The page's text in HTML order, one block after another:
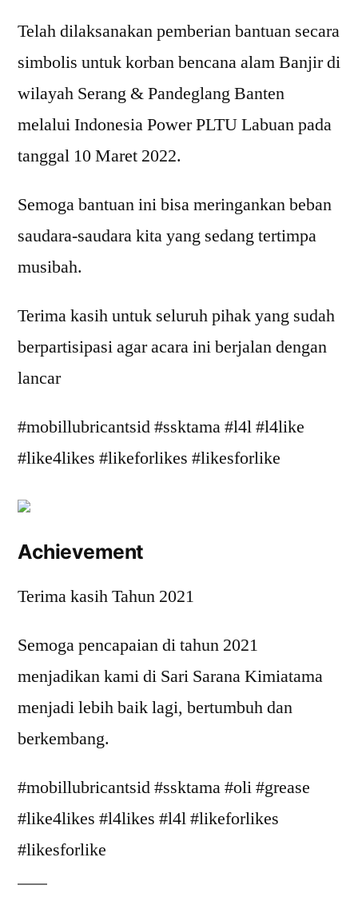
Telah dilaksanakan pemberian bantuan secara
simbolis untuk korban bencana alam Banjir di
wilayah Serang & Pandeglang Banten
melalui Indonesia Power PLTU Labuan pada
tanggal 10 Maret 2022.
Semoga bantuan ini bisa meringankan beban
saudara-saudara kita yang sedang tertimpa
musibah.
Terima kasih untuk seluruh pihak yang sudah
berpartisipasi agar acara ini berjalan dengan
lancar
#mobillubricantsid #ssktama #l4l #l4like
#like4likes #likeforlikes #likesforlike
Achievement
Terima kasih Tahun 2021
Semoga pencapaian di tahun 2021
menjadikan kami di Sari Sarana Kimiatama
menjadi lebih baik lagi, bertumbuh dan
berkembang.
#mobillubricantsid #ssktama #oli #grease
#like4likes #l4likes #l4l #likeforlikes
#likesforlike